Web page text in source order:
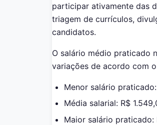
participar ativamente das
triagem de currículos,
candidatos.
O salário médio praticado
variações de acordo com
Menor salário
Média salarial: R$
Maior salário praticado: